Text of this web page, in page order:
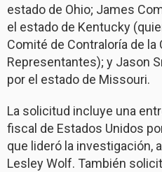
estado de Ohio; James
el estado de Kentucky
Comité de Contraloría de la
Representantes); y Jason
por el estado de Missouri.
La solicitud incluye una
fiscal de Estados Unidos
que lideró la investigación,
Lesley Wolf. También